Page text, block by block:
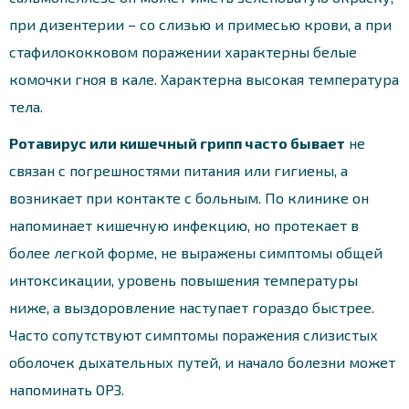
при дизентерии – со слизью и примесью крови, а при
стафилококковом поражении характерны белые
комочки гноя в кале. Характерна высокая температура
тела.
Ротавирус или кишечный грипп часто бывает не
связан с погрешностями питания или гигиены, а
возникает при контакте с больным. По клинике он
напоминает кишечную инфекцию, но протекает в
более легкой форме, не выражены симптомы общей
интоксикации, уровень повышения температуры
ниже, а выздоровление наступает гораздо быстрее.
Часто сопутствуют симптомы поражения слизистых
оболочек дыхательных путей, и начало болезни может
напоминать ОРЗ.